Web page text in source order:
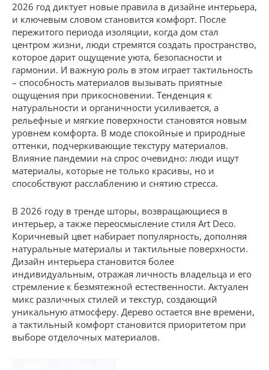
2026 год диктует новые правила в дизайне интерьера,
и ключевым словом становится комфорт. После
пережитого периода изоляции, когда дом стал
центром жизни, люди стремятся создать пространство,
которое дарит ощущение уюта, безопасности и
гармонии. И важную роль в этом играет тактильность
– способность материалов вызывать приятные
ощущения при прикосновении. Тенденция к
натуральности и органичности усиливается, а
рельефные и мягкие поверхности становятся новым
уровнем комфорта. В моде спокойные и природные
оттенки, подчеркивающие текстуру материалов.
Влияние пандемии на спрос очевидно: люди ищут
материалы, которые не только красивы, но и
способствуют расслаблению и снятию стресса.
В 2026 году в тренде шторы, возвращающиеся в
интерьер, а также переосмысление стиля Art Deco.
Коричневый цвет набирает популярность, дополняя
натуральные материалы и тактильные поверхности.
Дизайн интерьера становится более
индивидуальным, отражая личность владельца и его
стремление к безмятежной естественности. Актуален
микс различных стилей и текстур, создающий
уникальную атмосферу. Дерево остается вне времени,
а тактильный комфорт становится приоритетом при
выборе отделочных материалов.